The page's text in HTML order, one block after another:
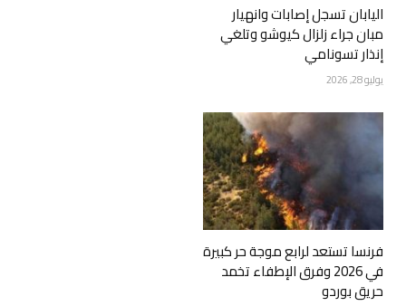
اليابان تسجل إصابات وانهيار
مبان جراء زلزال كيوشو وتلغي
إنذار تسونامي
يوليو 28, 2026
فرنسا تستعد لرابع موجة حر كبيرة
في 2026 وفرق الإطفاء تخمد
حريق بوردو